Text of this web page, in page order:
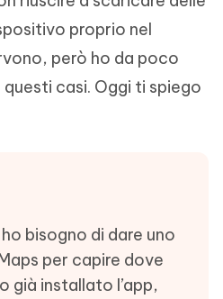
proprio nel
però ho da poco
casi. Oggi ti spiego
bisogno di dare uno
per capire dove
già installato l’app,